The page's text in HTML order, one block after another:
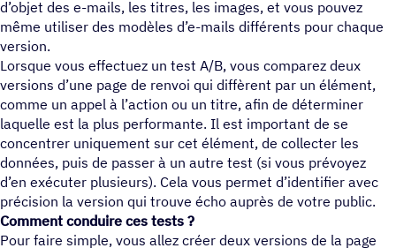
d’objet des e-mails, les titres, les images, et vous pouvez
même utiliser des modèles d’e-mails différents pour chaque
version.
Lorsque vous effectuez un test A/B, vous comparez deux
versions d’une page de renvoi qui diffèrent par un élément,
comme un appel à l’action ou un titre, afin de déterminer
laquelle est la plus performante. Il est important de se
concentrer uniquement sur cet élément, de collecter les
données, puis de passer à un autre test (si vous prévoyez
d’en exécuter plusieurs). Cela vous permet d’identifier avec
précision la version qui trouve écho auprès de votre public.
Comment conduire ces tests ?
Pour faire simple, vous allez créer deux versions de la page